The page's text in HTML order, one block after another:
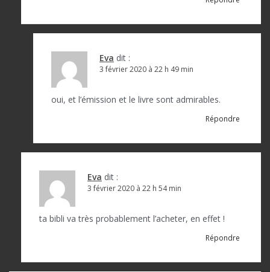
Eva dit :
3 février 2020 à 22 h 49 min
oui, et l’émission et le livre sont admirables.
Répondre
Eva dit :
3 février 2020 à 22 h 54 min
ta bibli va très probablement l’acheter, en effet !
Répondre